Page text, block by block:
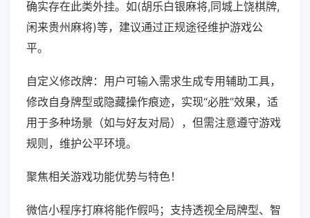
确实存在此类外挂。如(胡乐白银麻将,同城上饶棋牌,
闲来贵州麻将)等，建议通过正规途径维护游戏公
平。
自定义修改牌：用户可输入需求生成专用辅助工具，
修改自身牌型或隐藏操作痕迹，实现“必胜”效果，适
用于多种场景（如与好友对局），但需注意遵守游戏
规则，维护公平环境。
聚焦相关游戏功能优势与特色！
微信小程序打麻将能作假吗；支持透视全局牌型、智